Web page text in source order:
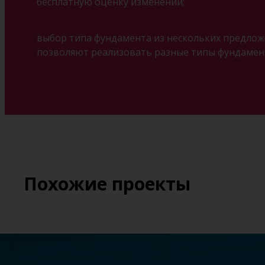
выбор типа фундамента из нескольких
позволяют реализовать разные типы
Похожие проекты